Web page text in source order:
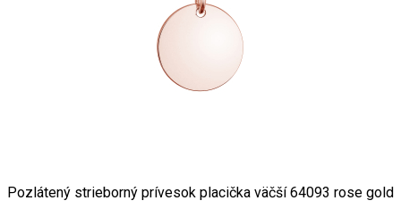
Pozlátený strieborný prívesok placička väčší 64093 rose gold